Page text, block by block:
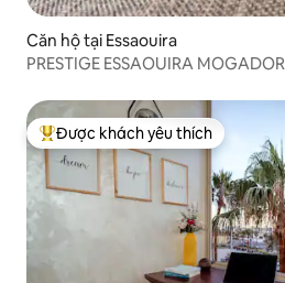
Căn hộ tại Essaouira
PRESTIGE ESSAOUIRA MOGADOR Luxery hội đồng quản
Được khách yêu thích nhất
Được khách yêu thích